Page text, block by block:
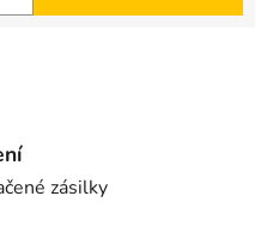
zásilky